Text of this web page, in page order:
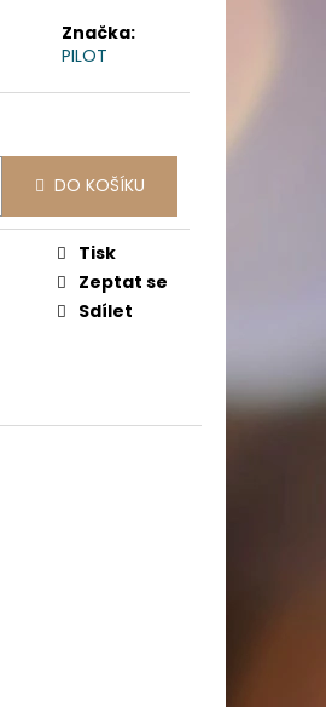
Značka:
PILOT
DO KOŠÍKU
Tisk
Zeptat se
Sdílet